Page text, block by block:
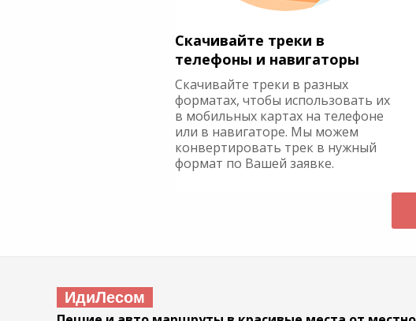
Скачивайте треки в
телефоны и навигаторы
Скачивайте треки в разных
форматах, чтобы использовать их
в мобильных картах на телефоне
или в навигаторе. Мы можем
конвертировать трек в нужный
формат по Вашей заявке.
ИдиЛесом